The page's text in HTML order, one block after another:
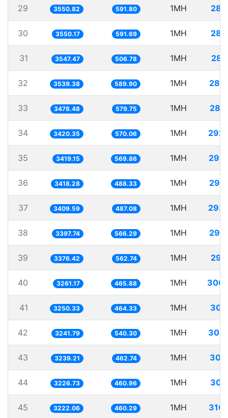
29 3550.82 591.80 1MH
30 3550.17 591.69 1MH
31 3547.47 506.78 1MH
32 3539.38 589.90 1MH
33 3478.48 579.75 1MH
34 3420.35 570.06 1MH
35 3419.15 569.86 1MH
36 3418.28 488.33 1MH
37 3409.59 487.08 1MH
38 3397.74 566.29 1MH
39 3376.42 562.74 1MH
40 3261.17 465.88 1MH
41 3250.33 464.33 1MH
42 3241.79 540.30 1MH
43 3239.21 462.74 1MH
44 3226.73 460.96 1MH
45 3222.06 460.29 1MH